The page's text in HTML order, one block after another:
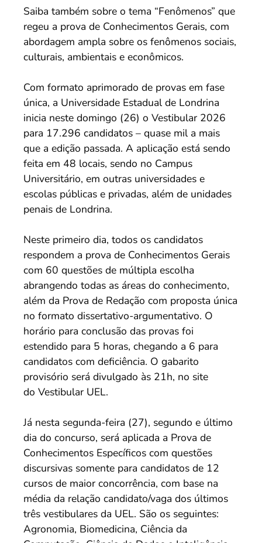
Saiba também sobre o tema “Fenômenos” que
regeu a prova de Conhecimentos Gerais, com
abordagem ampla sobre os fenômenos sociais,
culturais, ambientais e econômicos.
Com formato aprimorado de provas em fase
única, a Universidade Estadual de Londrina
inicia neste domingo (26) o Vestibular 2026
para 17.296 candidatos – quase mil a mais
que a edição passada. A aplicação está sendo
feita em 48 locais, sendo no Campus
Universitário, em outras universidades e
escolas públicas e privadas, além de unidades
penais de Londrina.
Neste primeiro dia, todos os candidatos
respondem a prova de Conhecimentos Gerais
com 60 questões de múltipla escolha
abrangendo todas as áreas do conhecimento,
além da Prova de Redação com proposta única
no formato dissertativo-argumentativo. O
horário para conclusão das provas foi
estendido para 5 horas, chegando a 6 para
candidatos com deficiência. O gabarito
provisório será divulgado às 21h, no site
do Vestibular UEL.
Já nesta segunda-feira (27), segundo e último
dia do concurso, será aplicada a Prova de
Conhecimentos Específicos com questões
discursivas somente para candidatos de 12
cursos de maior concorrência, com base na
média da relação candidato/vaga dos últimos
três vestibulares da UEL. São os seguintes:
Agronomia, Biomedicina, Ciência da